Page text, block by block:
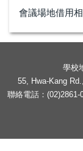
會議場地借用
學校
55, Hwa-Kang
聯絡電話：(02)2861-